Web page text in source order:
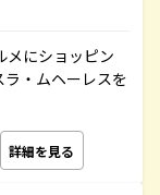
メにショッピン
・ムヘーレスを
詳細を見る